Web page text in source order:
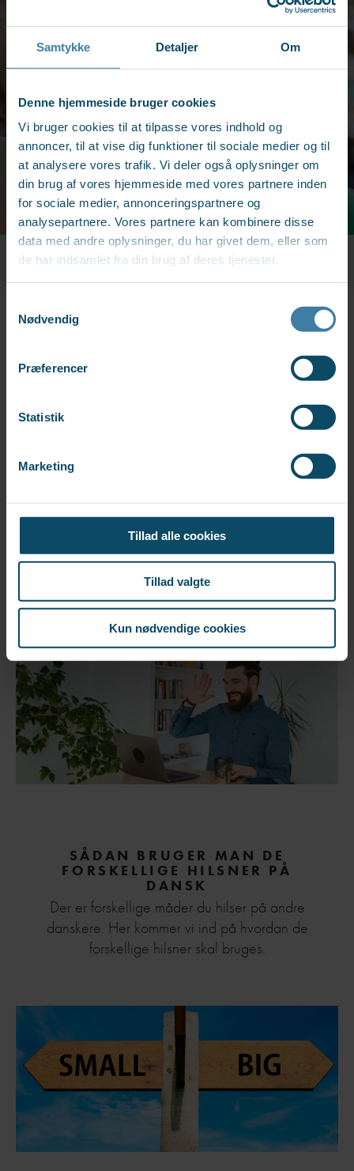
Samtykke Detaljer Om
Denne hjemmeside bruger cookies
Vi bruger cookies til at tilpasse vores indhold og
annoncer, til at vise dig funktioner til sociale medier og til
at analysere vores trafik. Vi deler også oplysninger om
din brug af vores hjemmeside med vores partnere inden
for sociale medier, annonceringspartnere og
analysepartnere. Vores partnere kan kombinere disse
data med andre oplysninger, du har givet dem, eller som
de har indsamlet fra din brug af deres tjenester.
Nødvendig
Præferencer
Statistik
Marketing
Tillad alle cookies
Tillad valgte
Kun nødvendige cookies
FEM VERBER, DER GØR LIVET I
DANMARK LETTERE
Er ved at lære at tale dansk? Her er 5 verber
som giver dig en grundforståelse.
SÅDAN BRUGER MAN DE
FORSKELLIGE HILSNER PÅ
DANSK
Der er forskellige måder du hilser på andre
danskere. Her kommer vi ind på hvordan de
forskellige hilsner skal bruges.